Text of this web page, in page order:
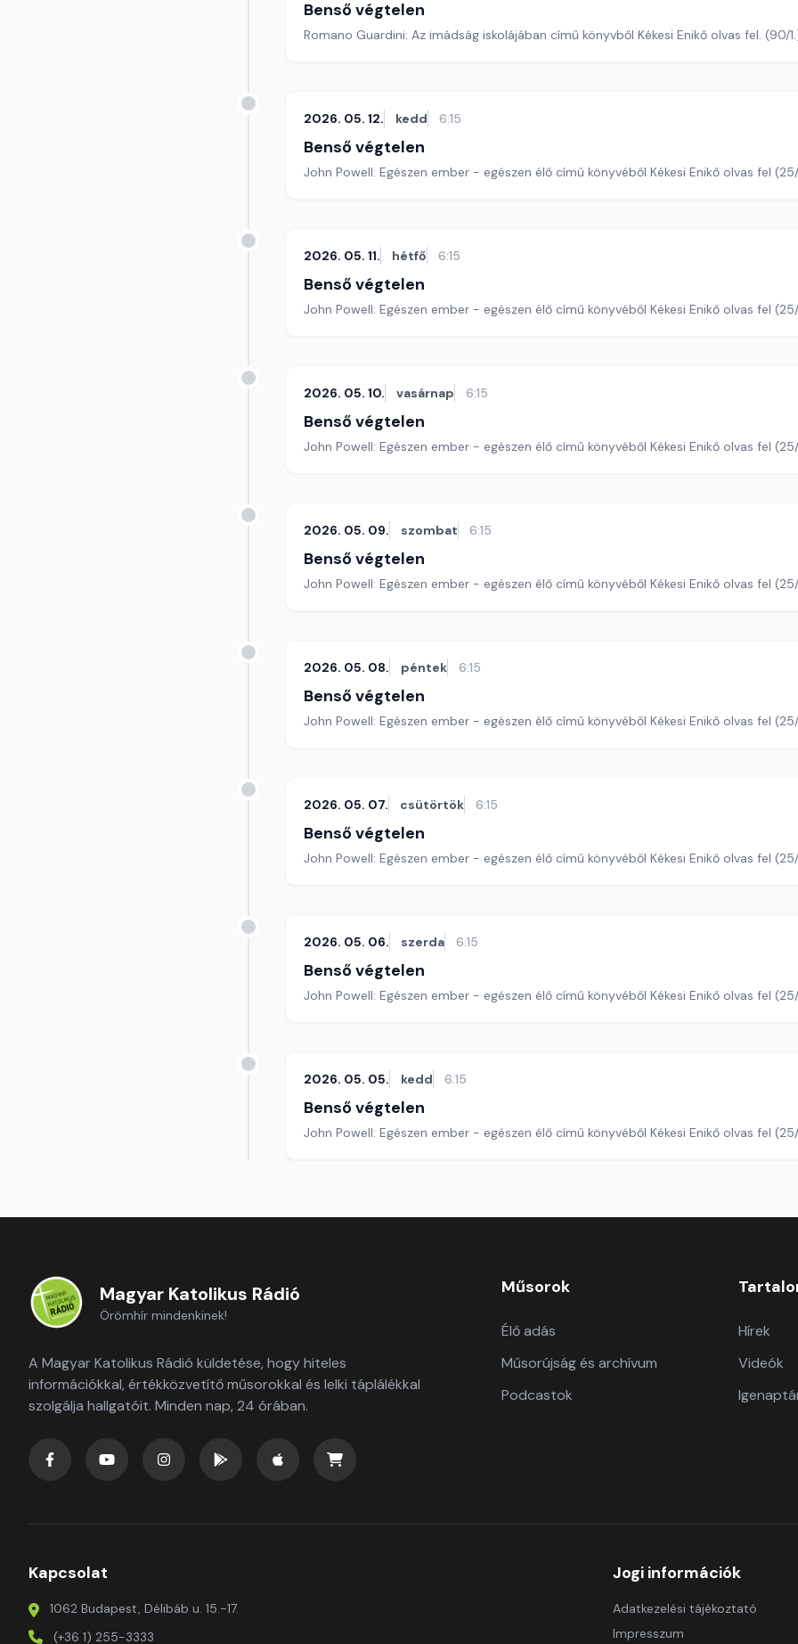
Benső végtelen
Romano Guardini: Az imádság iskolájában című könyvből Kékesi Enikő
2026. 05. 12. kedd 6:15
Benső végtelen
John Powell: Egészen ember - egészen élő című könyvéből Kékesi Enikő olvas fel
2026. 05. 11. hétfő 6:15
Benső végtelen
John Powell: Egészen ember - egészen élő című könyvéből Kékesi Enikő olvas fel
2026. 05. 10. vasárnap 6:15
Benső végtelen
John Powell: Egészen ember - egészen élő című könyvéből Kékesi Enikő olvas fel
2026. 05. 09. szombat 6:15
Benső végtelen
John Powell: Egészen ember - egészen élő című könyvéből Kékesi Enikő olvas fel
2026. 05. 08. péntek 6:15
Benső végtelen
John Powell: Egészen ember - egészen élő című könyvéből Kékesi Enikő olvas fel (25/
2026. 05. 07. csütörtök 6:15
Benső végtelen
John Powell: Egészen ember - egészen élő című könyvéből Kékesi Enikő olvas fel
2026. 05. 06. szerda 6:15
Benső végtelen
John Powell: Egészen ember - egészen élő című könyvéből Kékesi Enikő olvas fel
2026. 05. 05. kedd 6:15
Benső végtelen
John Powell: Egészen ember - egészen élő című könyvéből Kékesi Enikő olvas fel
Magyar Katolikus Rádió
Örömhír mindenkinek!
A Magyar Katolikus Rádió küldetése, hogy hiteles
információkkal, értékközvetítő műsorokkal és lelki táplálékkal
szolgálja hallgatóit. Minden nap, 24 órában.
Műsorok
Élő adás
Műsorújság és archívum
Podcastok
Hírek
Videók
Kapcsolat
1062 Budapest, Délibáb u. 15.-17.
(+36 1) 255-3333
Jogi információk
Adatkezelési tájékoztató
Impresszum